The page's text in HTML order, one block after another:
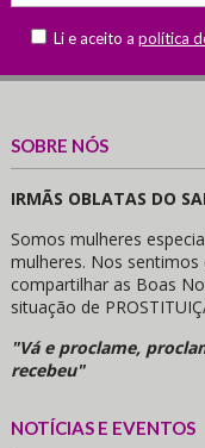
Li e aceito a política
SOBRE NÓS
IRMÃS OBLATAS DO
Somos mulheres
mulheres. Nos
compartilhar as Boas
situação de
"Vá e proclame,
recebeu"
NOTÍCIAS E EVENTOS